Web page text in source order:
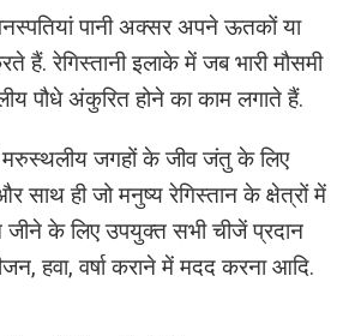
पानी अक्सर अपने ऊतकों या
रेगिस्तानी इलाके में जब भारी मौसमी
पौधे अंकुरित होने का काम लगाते हैं.
मरुस्थलीय जगहों के जीव जंतु के लिए
साथ ही जो मनुष्य रेगिस्तान के क्षेत्रों में
जीने के लिए उपयुक्त सभी चीजें प्रदान
हवा, वर्षा कराने में मदद करना आदि.